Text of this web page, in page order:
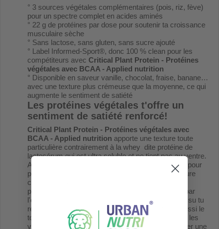
° 3 sources végétales complémentaires (pois, riz, fève)
pour un spectre complet en acides aminés
° 22 g de protéines par dose pour soutenir ta croissance
musculaire sèche
° Sans lactose, sans gluten, sans sucre ajouté
° Label Informed-Sport®, donc 100 % clean pour les
compétiteurs avec Critical Plant Protein - Protéines
végétales avec BCAA - Applied nutrition
° Disponible en saveur vanille, chocolat, fraise, banane…
avec une texture plus crémeuse que la moyenne, ce qui
augmente le sentiment de satiété
Les protéines végétales t'offre un
sentiment de satiété renforcé!
Critical Plant Protein - Protéines végétales avec
BCAA - Applied nutrition apporte une texture toute
particulière contrairement à la whey dite protéine de
lactosérum qui est ultra soluble et ne tient pas au ventre.
Alors que la Critical Plant demande plus de liquide pour
pouvoir la mélanger , elle apportera aussi une texture
crémeuse avec une assimilation progressive des
protéines qui seront digérées bien plus lentement par
l'estomac. Ce qui en fait un HIT de consommation su tu
recherches à mieux contrôler ton appétit . C'est aussi le
top pour les intolérants au lactose, les végétaliens, les
végétariens et celles et ceux qui aimeraient apporter une